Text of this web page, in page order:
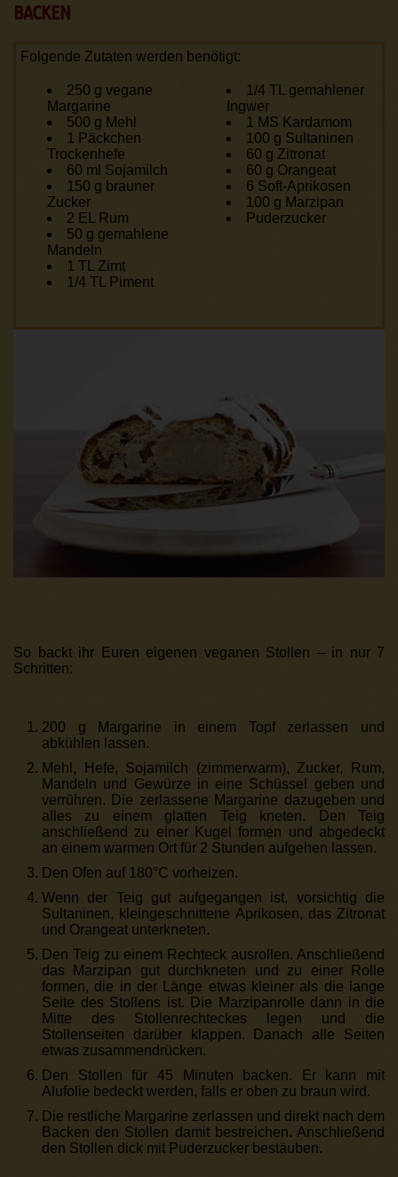
BACKEN
Folgende Zutaten werden benötigt:
250 g vegane
Margarine
500 g Mehl
1 Päckchen
Trockenhefe
60 ml Sojamilch
150 g brauner
Zucker
2 EL Rum
50 g gemahlene
Mandeln
1 TL Zimt
1/4 TL Piment
1/4 TL gemahlener
Ingwer
1 MS Kardamom
100 g Sultaninen
60 g Zitronat
60 g Orangeat
6 Soft-Aprikosen
100 g Marzipan
Puderzucker
So backt ihr Euren eigenen veganen Stollen – in nur 7
Schritten:
200 g Margarine in einem Topf zerlassen und
abkühlen lassen.
Mehl, Hefe, Sojamilch (zimmerwarm), Zucker, Rum,
Mandeln und Gewürze in eine Schüssel geben und
verrühren. Die zerlassene Margarine dazugeben und
alles zu einem glatten Teig kneten. Den Teig
anschließend zu einer Kugel formen und abgedeckt
an einem warmen Ort für 2 Stunden aufgehen lassen.
Den Ofen auf 180°C vorheizen.
Wenn der Teig gut aufgegangen ist, vorsichtig die
Sultaninen, kleingeschnittene Aprikosen, das Zitronat
und Orangeat unterkneten.
Den Teig zu einem Rechteck ausrollen. Anschließend
das Marzipan gut durchkneten und zu einer Rolle
formen, die in der Länge etwas kleiner als die lange
Seite des Stollens ist. Die Marzipanrolle dann in die
Mitte des Stollenrechteckes legen und die
Stollenseiten darüber klappen. Danach alle Seiten
etwas zusammendrücken.
Den Stollen für 45 Minuten backen. Er kann mit
Alufolie bedeckt werden, falls er oben zu braun wird.
Die restliche Margarine zerlassen und direkt nach dem
Backen den Stollen damit bestreichen. Anschließend
den Stollen dick mit Puderzucker bestäuben.